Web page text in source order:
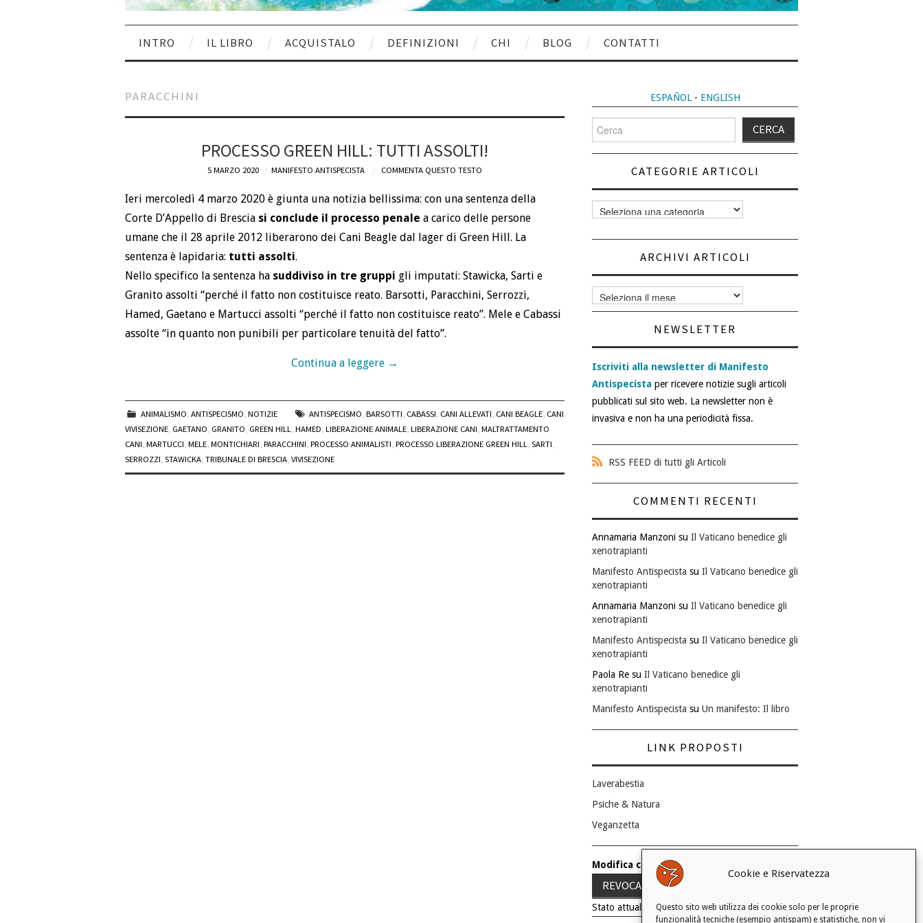
Cookie e Riservatezza
Questo sito web utilizza dei cookie solo per le proprie
funzionalità tecniche (esempio antispam) e statistiche, non vi
INTRO IL LIBRO ACQUISTALO DEFINIZIONI CHI BLOG CONTATTI
PARACCHINI
PROCESSO GREEN HILL: TUTTI ASSOLTI!
5 MARZO 2020 MANIFESTO ANTISPECISTA COMMENTA QUESTO TESTO
Ieri mercoledì 4 marzo 2020 è giunta una notizia bellissima: con una sentenza della
Corte D’Appello di Brescia si conclude il processo penale a carico delle persone
umane che il 28 aprile 2012 liberarono dei Cani Beagle dal lager di Green Hill. La
sentenza è lapidaria: tutti assolti.
Nello specifico la sentenza ha suddiviso in tre gruppi gli imputati: Stawicka, Sarti e
Granito assolti “perché il fatto non costituisce reato. Barsotti, Paracchini, Serrozzi,
Hamed, Gaetano e Martucci assolti “perché il fatto non costituisce reato”. Mele e Cabassi
assolte “in quanto non punibili per particolare tenuità del fatto”.
Continua a leggere →
ANIMALISMO,ANTISPECISMO,NOTIZIE ANTISPECISMO,BARSOTTI, CABASSI, CANI ALLEVATI, CANI BEAGLE, CANI
VIVISEZIONE, GAETANO, GRANITO, GREEN HILL, HAMED, LIBERAZIONE ANIMALE, LIBERAZIONE CANI, MALTRATTAMENTO
CANI, MARTUCCI, MELE, MONTICHIARI, PARACCHINI, PROCESSO ANIMALISTI, PROCESSO LIBERAZIONE GREEN HILL, SARTI,
SERROZZI, STAWICKA, TRIBUNALE DI BRESCIA, VIVISEZIONE
ESPAÑOL- ENGLISH
per:
CATEGORIE ARTICOLI
Categorie
articoli
ARCHIVI ARTICOLI
Archivi
articoli
NEWSLETTER
Iscriviti alla newsletter di Manifesto
Antispecista per ricevere notizie sugli articoli
pubblicati sul sito web. La newsletter non è
invasiva e non ha una periodicità fissa.
RSS FEED di tutti gli Articoli
COMMENTI RECENTI
Annamaria Manzoni su Il Vaticano benedice gli
xenotrapianti
Manifesto Antispecista su Il Vaticano benedice gli
xenotrapianti
Annamaria Manzoni su Il Vaticano benedice gli
xenotrapianti
Manifesto Antispecista su Il Vaticano benedice gli
xenotrapianti
Paola Re su Il Vaticano benedice gli
xenotrapianti
Manifesto Antispecista su Un manifesto: Il libro
LINK PROPOSTI
Laverabestia
Psiche & Natura
Veganzetta
Modifica consenso ai cookie
REVOCA IL TUO CONSENSO
Stato attuale: Negato